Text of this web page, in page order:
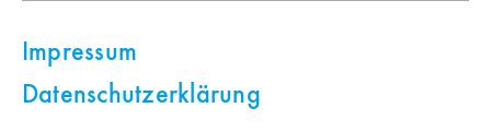
Impressum
Datenschutzerklärung